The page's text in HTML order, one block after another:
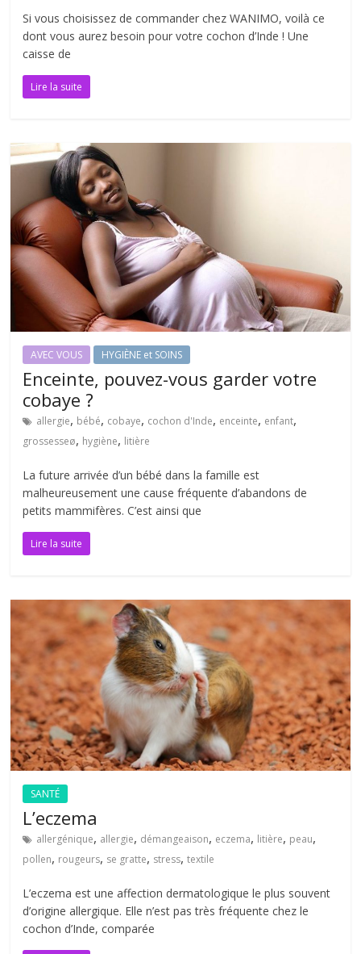
Si vous choisissez de commander chez WANIMO, voilà ce
dont vous aurez besoin pour votre cochon d’Inde ! Une
caisse de
Lire la suite
AVEC VOUS HYGIÈNE et SOINS
Enceinte, pouvez-vous garder votre
cobaye ?
allergie, bébé, cobaye, cochon d'Inde, enceinte, enfant,
grossesseø, hygiène, litière
La future arrivée d’un bébé dans la famille est
malheureusement une cause fréquente d’abandons de
petits mammifères. C’est ainsi que
Lire la suite
SANTÉ
L’eczema
allergénique, allergie, démangeaison, eczema, litière, peau,
pollen, rougeurs, se gratte, stress,textile
L’eczema est une affection dermatologique le plus souvent
d’origine allergique. Elle n’est pas très fréquente chez le
cochon d’Inde, comparée